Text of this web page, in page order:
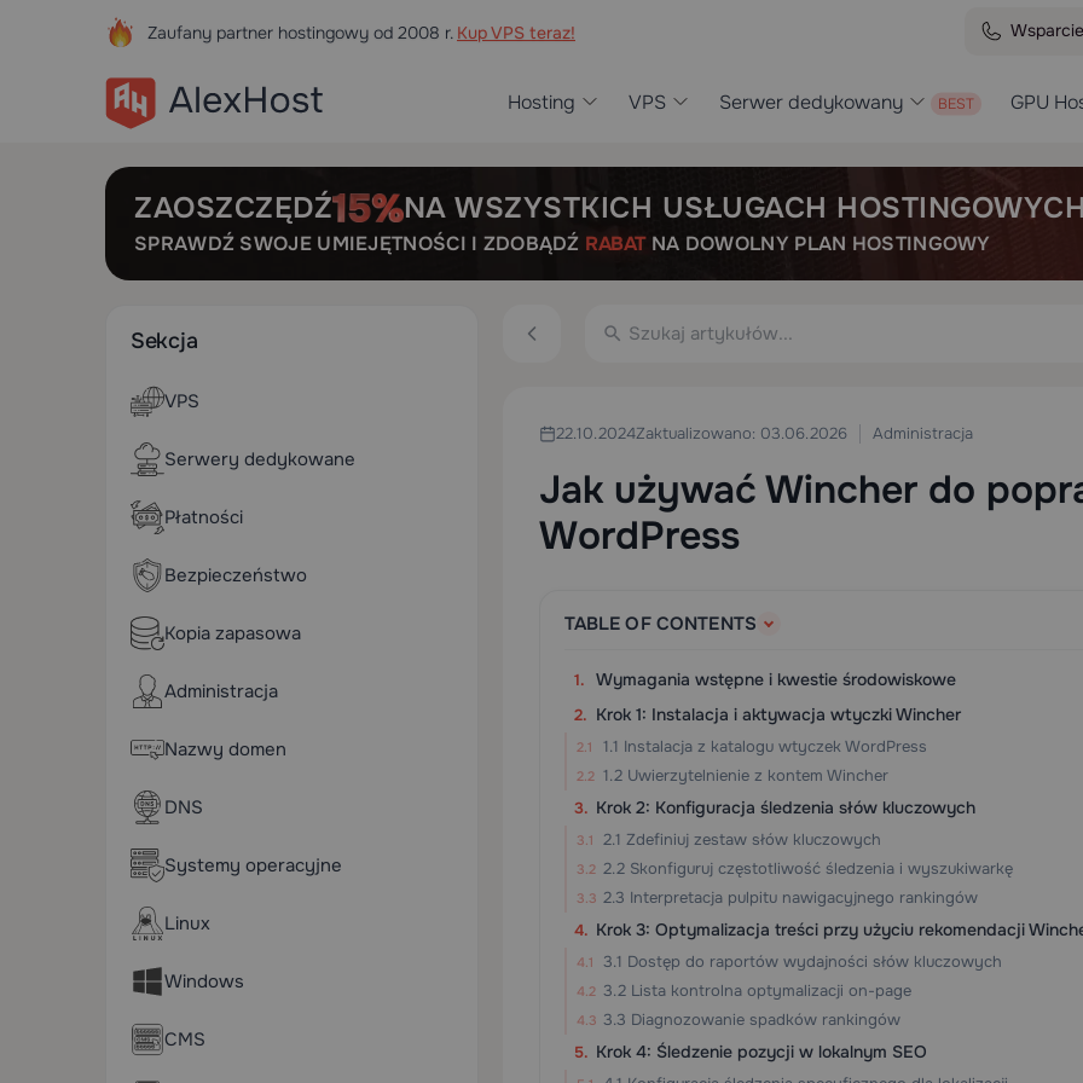
Zaufany partner hostingowy od 2008 r. Kup VPS teraz! Wsparcie
Hosting VPS Serwer dedykowany GPU
ZAOSZCZĘDŹ NA WSZYSTKICH USŁUGACH
SPRAWDŹ SWOJE UMIEJĘTNOŚCI I ZDOBĄDŹ RABATNA DOWOLNY PLAN HOSTINGOWY
Sekcja
VPS
Serwery dedykowane
Płatności
Bezpieczeństwo
Kopia zapasowa
Administracja
Nazwy domen
DNS
Systemy operacyjne
Linux
Windows
CMS
22.10.2024Zaktualizowano: 03.06.2026 Administracja
Jak używać Wincher do
WordPress
TABLE OF CONTENTS
Wymagania wstępne i kwestie środowiskowe
Krok 1: Instalacja i aktywacja wtyczki Wincher
1.1 Instalacja z katalogu wtyczek WordPress
1.2 Uwierzytelnienie z kontem Wincher
Krok 2: Konfiguracja śledzenia słów kluczowych
2.1 Zdefiniuj zestaw słów kluczowych
2.2 Skonfiguruj częstotliwość śledzenia i wyszukiwarkę
2.3 Interpretacja pulpitu nawigacyjnego rankingów
Krok 3: Optymalizacja treści przy użyciu rekomendacji
3.1 Dostęp do raportów wydajności słów kluczowych
3.2 Lista kontrolna optymalizacji on-page
3.3 Diagnozowanie spadków rankingów
Krok 4: Śledzenie pozycji w lokalnym SEO